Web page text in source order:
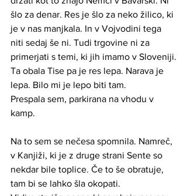
šlo za denar. Res je šlo za neko žilico, ki
je v nas manjkala. In v Vojvodini tega
niti sedaj še ni. Tudi trgovine ni za
primerjati s temi, ki jih imamo v Sloveniji.
Ta obala Tise pa je res lepa. Narava je
lepa. Bilo mi je lepo biti tam.
Prespala sem, parkirana na vhodu v
kamp.
Na to sem se nečesa spomnila. Namreč,
v Kanjiži, ki je z druge strani Sente so
nekdar bile toplice. Če to še obratuje,
tam bi se lahko šla okopati.